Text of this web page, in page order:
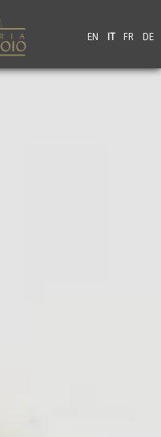
EN IT FR DE